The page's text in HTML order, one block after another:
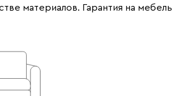
материалов. Гарантия на мебель